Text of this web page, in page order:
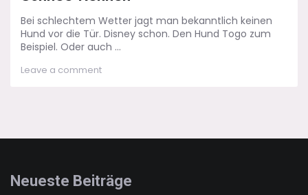
Bei schlechtem Wetter jagt man bekanntlich keinen
Hund vor die Tür. Disney schon. Den Hund Togo zum
Beispiel. Oder auch ...
Leave a commenton
Neueste Beiträge